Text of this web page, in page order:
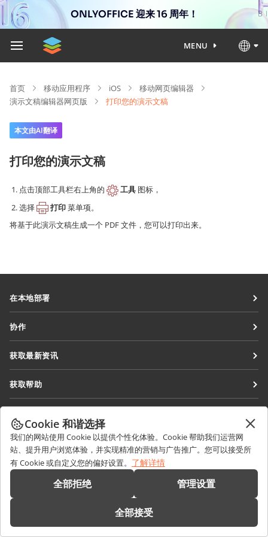
ONLYOFFICE 迎来 16 周年！
MENU
首页 移动应用程序 iOS
移动网页编辑器
演示文稿编辑器网页版
打印您的演示文稿
本文由AI翻译
打印您的演示文稿
点击顶部工具栏右上角的 工具 图标，
选择
打印菜单项。
将基于此演示文稿生成一个 PDF 文件，您可以打印出来。
在本地部署
工作区
连接器
桌面应用程序
移动应用程序
协作
针对博主
职位空缺
获取最新资讯
获取帮助
培训课程
网络研讨会
白皮书
支持联系表单
销售相关问题sales@onlyoffice.com
合作伙伴咨询partners@onlyoffice.com
媒体咨询press@onlyoffice.com
请求回电
onlyoffice.com
© Ascensio System SIA 2026。保留所有权利
Cookie 和谐选择
我们的网站使用 Cookie 以提供个性化体验。Cookie 帮助我们运营网
站、提升用户浏览体验，并实现精准的营销与广告推广。您可以接受所
有 Cookie 或自定义您的偏好设置。 了解详情
全部拒绝 管理设置
全部接受